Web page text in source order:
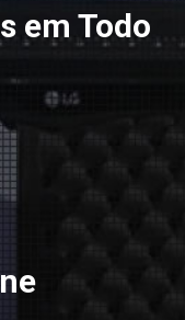
em Todo